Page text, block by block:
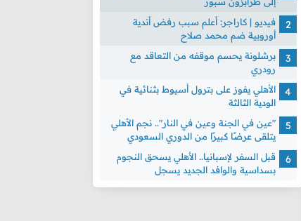
فيديو | كاراجر: أعلم سبب رفض أندية
أوروبية ضم محمد صلاح
برشلونة يحسم موقفه من التعاقد مع
رودري
الأهلي يفوز على بترول أسيوط بثنائية في
الودية الثالثة
"عين في الجنة وعين في النار".. نجم الأهلي
يتلقى عرضًا كبيرًا من الدوري السعودي
قبل السفر لإسبانيا.. الأهلي يسحق النجوم
بسداسية والوافد الجديد يسجل